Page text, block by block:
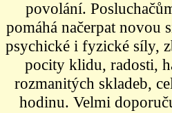
povolání.
pomáhá načerpat novou
psychické i fyzické síly,
pocity klidu, radosti,
rozmanitých skladeb,
hodinu. Velmi